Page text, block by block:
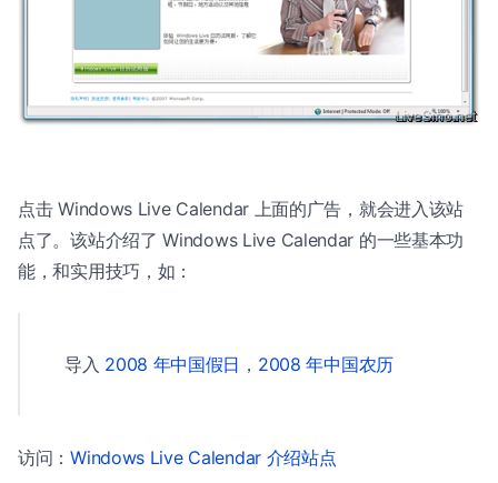
点击 Windows Live Calendar 上面的广告，就会进入该站
点了。该站介绍了 Windows Live Calendar 的一些基本功
能，和实用技巧，如：
导入 2008 年中国假日 ， 2008 年中国农历
访问：Windows Live Calendar 介绍站点